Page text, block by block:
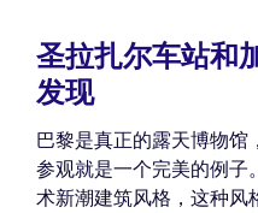
圣拉扎尔车站和
发现
巴黎是真正的露天博物馆
参观就是一个完美的例子
术新潮建筑风格，这种